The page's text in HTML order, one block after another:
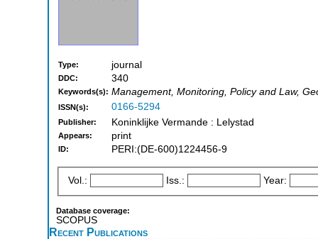
Type: journal
DDC: 340
Keywords(s): Management, Monitoring, Policy and Law,
ISSN(s): 0166-5294
Publisher: Koninklijke Vermande : Lelystad
Appears: print
ID: PERI:(DE-600)1224456-9
Vol.: Iss.: Year:
Database coverage:
SCOPUS
Recent Publications